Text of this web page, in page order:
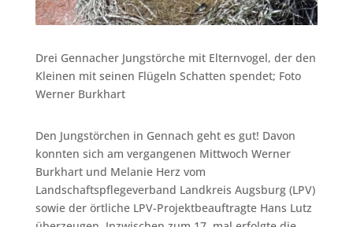
Drei Gennacher Jungstörche mit Elternvogel, der den
Kleinen mit seinen Flügeln Schatten spendet; Foto
Werner Burkhart
Den Jungstörchen in Gennach geht es gut! Davon
konnten sich am vergangenen Mittwoch Werner
Burkhart und Melanie Herz vom
Landschaftspflegeverband Landkreis Augsburg (LPV)
sowie der örtliche LPV-Projektbeauftragte Hans Lutz